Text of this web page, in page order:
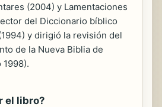
(2004) y Lamentaciones
del Diccionario bíblico
y dirigió la revisión del
de la Nueva Biblia de
el libro?